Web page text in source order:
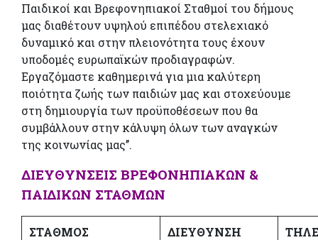
Παιδικοί και Βρεφονηπιακοί Σταθμοί του δήμους
μας διαθέτουν υψηλού επιπέδου στελεχιακό
δυναμικό και στην πλειονότητα τους έχουν
υποδομές ευρωπαϊκών προδιαγραφών.
Εργαζόμαστε καθημερινά για μια καλύτερη
ποιότητα ζωής των παιδιών μας και στοχεύουμε
στη δημιουργία των προϋποθέσεων που θα
συμβάλλουν στην κάλυψη όλων των αναγκών
της κοινωνίας μας’’.
ΔΙΕΥΘΥΝΣΕΙΣ ΒΡΕΦΟΝΗΠΙΑΚΩΝ &
ΠΑΙΔΙΚΩΝ ΣΤΑΘΜΩΝ
ΣΤΑΘΜΟΣ ΔΙΕΥΘΥΝΣΗ